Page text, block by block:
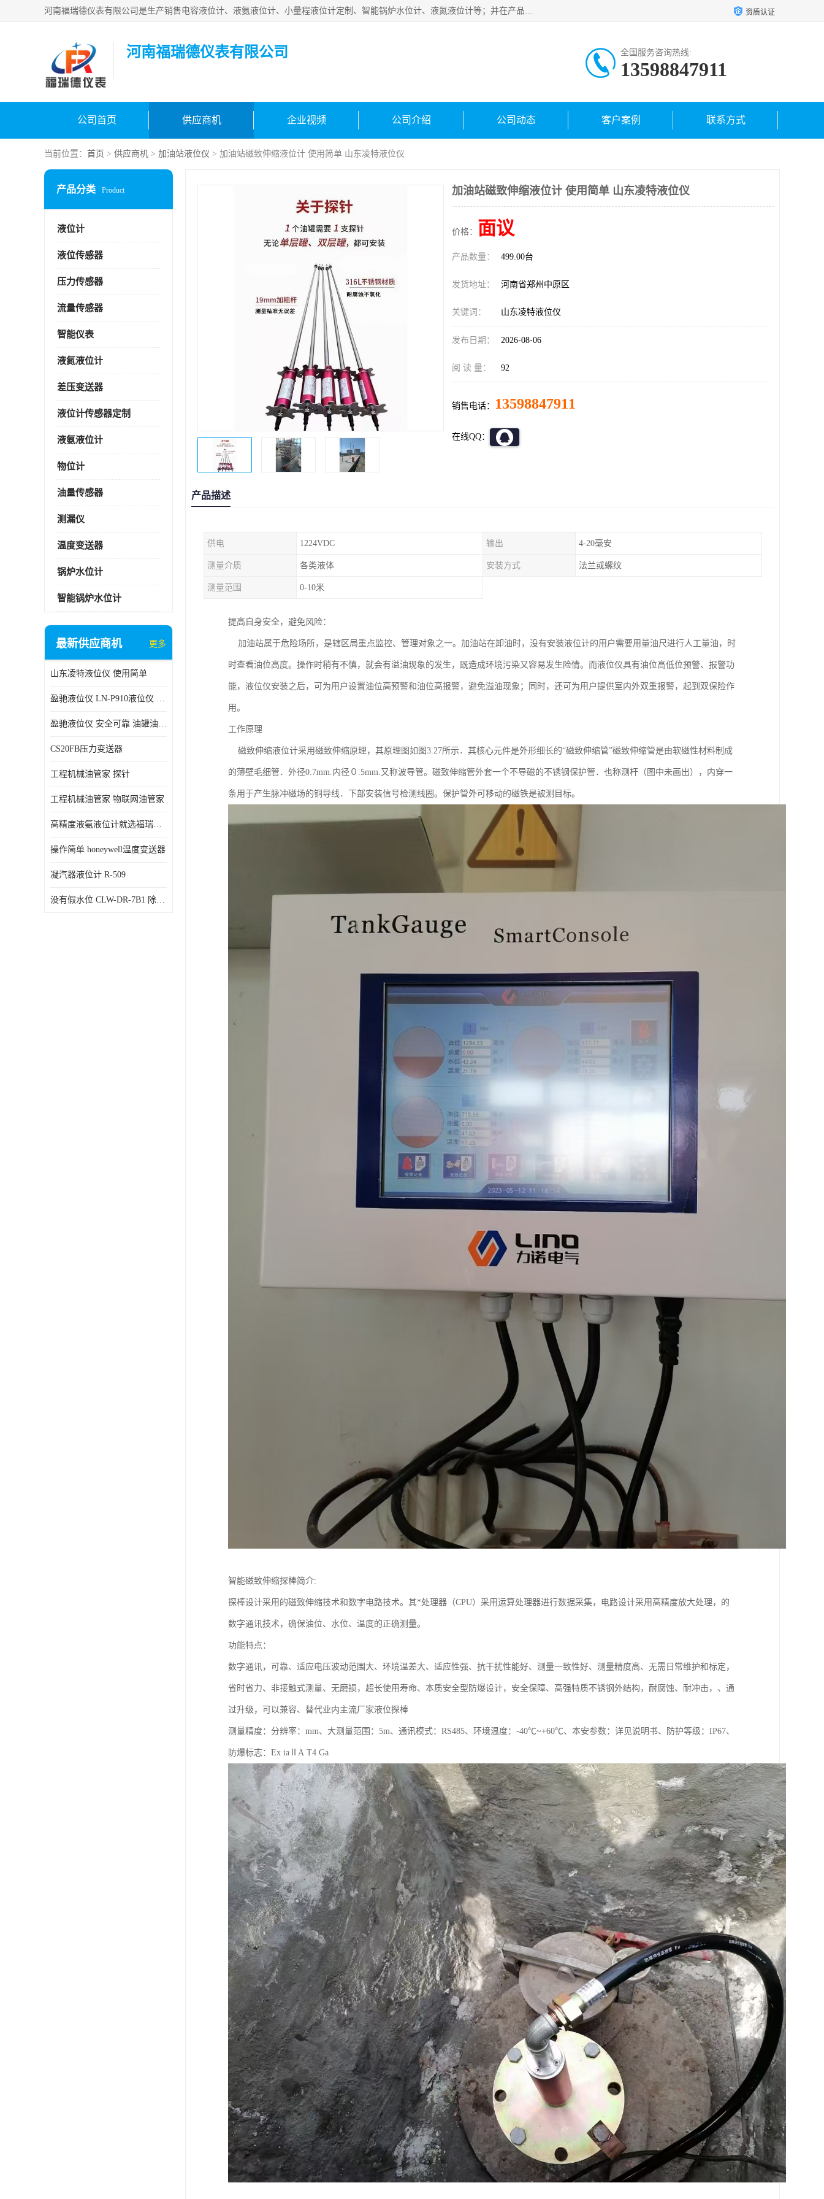
河南福瑞德仪表有限公司是生产销售电容液位计、液氨液位计、小量程液位计定制、智能锅炉水位计、液氮液位计等；并在产品开发、研制的过程中，吸取国内外仪器仪表的技术精华，建立了一支高、精、尖的科研开发队伍，使产品性能不断升级。 资质认证
河南福瑞德仪表有限公司 全国服务咨询热线:
13598847911
公司首页 供应商机 企业视频 公司介绍 公司动态 客户案例 联系方式
当前位置： 首页 > 供应商机 > 加油站液位仪 > 加油站磁致伸缩液位计 使用简单 山东凌特液位仪
产品分类 Product
液位计
液位传感器
压力传感器
流量传感器
智能仪表
液氮液位计
差压变送器
液位计传感器定制
液氨液位计
物位计
油量传感器
测漏仪
温度变送器
锅炉水位计
智能锅炉水位计
最新供应商机 更多
山东凌特液位仪 使用简单
盈驰液位仪 LN-P910液位仪 安全可靠
盈驰液位仪 安全可靠 油罐油位检测
CS20FB压力变送器
工程机械油管家 探针
工程机械油管家 物联网油管家
高精度液氨液位计就选福瑞德仪表
操作简单 honeywell温度变送器
凝汽器液位计 R-509
没有假水位 CLW-DR-7B1 除氧器水位测量
加油站磁致伸缩液位计 使用简单 山东凌特液位仪
价格： 面议
产品数量： 499.00台
发货地址： 河南省郑州中原区
关键词： 山东凌特液位仪
发布日期： 2026-08-06
阅 读 量： 92
销售电话： 13598847911
在线QQ：
产品描述
供电 1224VDC 输出 4-20毫安
测量介质 各类液体 安装方式 法兰或螺纹
测量范围 0-10米
提高自身安全，避免风险：
加油站属于危险场所，是辖区局重点监控、管理对象之一。加油站在卸油时，没有安装液位计的用户需要用量油尺进行人工量油，时
时查看油位高度。操作时稍有不慎，就会有溢油现象的发生，既造成环境污染又容易发生险情。而液位仪具有油位高低位预警、报警功
能，液位仪安装之后，可为用户设置油位高预警和油位高报警，避免溢油现象；同时，还可为用户提供室内外双重报警，起到双保险作
用。
工作原理
磁致伸缩液位计采用磁致伸缩原理，其原理图如图3.27所示．其核心元件是外形细长的“磁致伸缩管”磁致伸缩管是由软磁性材料制成
的薄壁毛细管．外径0.7mm.内径０.5mm.又称波导管。磁致伸缩管外套一个不导磁的不锈钢保护管．也称测杆（图中未画出），内穿一
条用于产生脉冲磁场的铜导线．下部安装信号检测线圈。保护管外可移动的磁铁是被测目标。
智能磁致伸缩探棒简介:
探棒设计采用的磁致伸缩技术和数字电路技术。其*处理器（CPU）采用运算处理器进行数据采集，电路设计采用高精度放大处理，的
数字通讯技术，确保油位、水位、温度的正确测量。
功能特点：
数字通讯，可靠、适应电压波动范围大、环境温差大、适应性强、抗干扰性能好、测量一致性好、测量精度高、无需日常维护和标定，
省时省力、非接触式测量、无磨损，超长使用寿命、本质安全型防爆设计，安全保障、高强特质不锈钢外结构，耐腐蚀、耐冲击，、通
过升级，可以兼容、替代业内主流厂家液位探棒
测量精度：分辨率：mm、大测量范围：5m、通讯模式：RS485、环境温度：-40℃~+60℃、本安参数：详见说明书、防护等级：IP67、
防爆标志：Ex iaⅡA T4 Ga